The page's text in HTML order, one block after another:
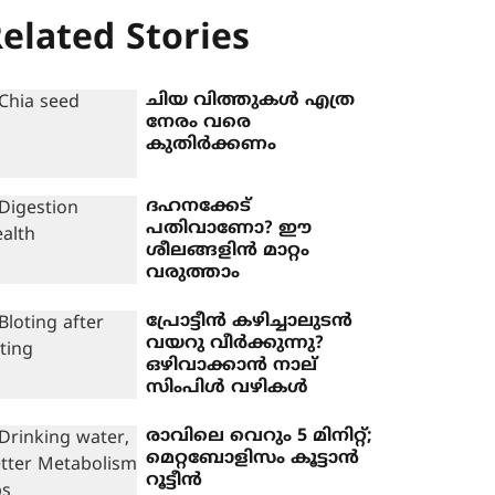
Stories
ചിയ വിത്തുകൾ എത്ര
നേരം വരെ
കുതിർക്കണം
ദഹനക്കേട്
പതിവാണോ? ഈ
ശീലങ്ങളിൻ മാറ്റം
വരുത്താം
പ്രോട്ടീൻ കഴിച്ചാലുടൻ
വയറു വീർക്കുന്നു?
ഒഴിവാക്കാൻ നാല്
സിംപിൾ വഴികൾ
രാവിലെ വെറും 5 മിനിറ്റ്;
മെറ്റബോളിസം കൂട്ടാൻ
റൂട്ടീൻ